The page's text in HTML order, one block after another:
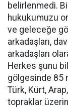
belirlenmedi.
hukukumuzu
ve geleceğe
arkadaşları,
arkadaşları
Herkes şunu
gölgesinde 85
Türk, Kürt,
topraklar